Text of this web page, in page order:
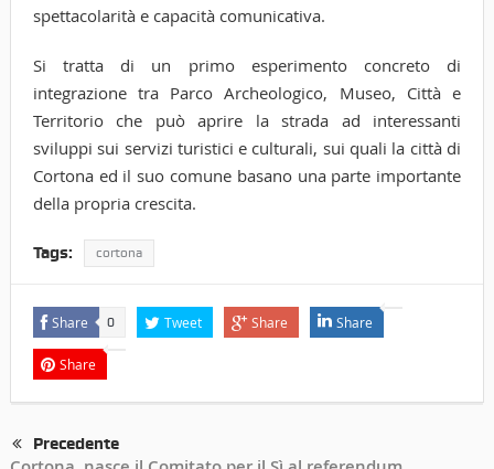
spettacolarità e capacità comunicativa.
Si tratta di un primo esperimento concreto di
integrazione tra Parco Archeologico, Museo, Città e
Territorio che può aprire la strada ad interessanti
sviluppi sui servizi turistici e culturali, sui quali la città di
Cortona ed il suo comune basano una parte importante
della propria crescita.
Tags: cortona
Share 0 Tweet Share Share
Share
Precedente